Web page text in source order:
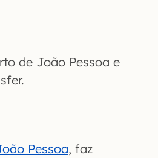
de João Pessoa e
Pessoa, faz